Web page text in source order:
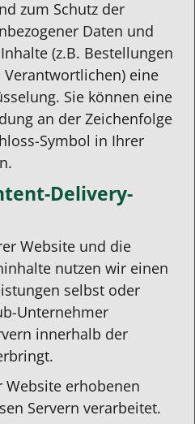
zum Schutz der
Daten und
(z.B. Bestellungen
eine
Sie können eine
an der Zeichenfolge
Symbol in Ihrer
Delivery-
Website und die
nutzen wir einen
selbst oder
Unternehmer
innerhalb der
Website erhobenen
Servern verarbeitet.